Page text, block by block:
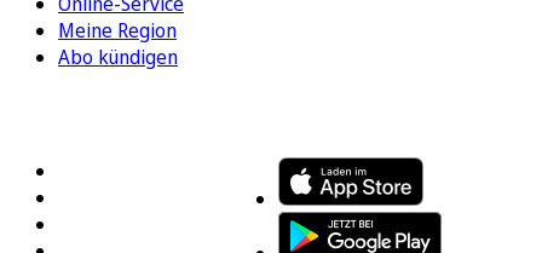
Meine Region
Abo kündigen